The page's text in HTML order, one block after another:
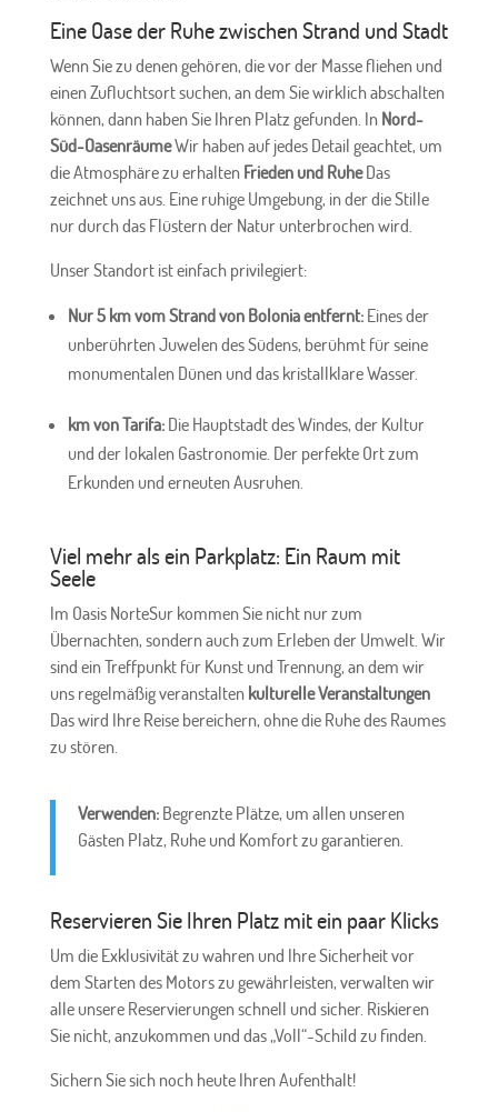
Eine Oase der Ruhe zwischen Strand und Stadt
Wenn Sie zu denen gehören, die vor der Masse fliehen und
einen Zufluchtsort suchen, an dem Sie wirklich abschalten
können, dann haben Sie Ihren Platz gefunden. In Nord-
Süd-OasenräumeWir haben auf jedes Detail geachtet, um
die Atmosphäre zu erhalten Frieden und RuheDas
zeichnet uns aus. Eine ruhige Umgebung, in der die Stille
nur durch das Flüstern der Natur unterbrochen wird.
Unser Standort ist einfach privilegiert:
Nur 5 km vom Strand von Bolonia entfernt:Eines der
unberührten Juwelen des Südens, berühmt für seine
monumentalen Dünen und das kristallklare Wasser.
km von Tarifa:Die Hauptstadt des Windes, der Kultur
und der lokalen Gastronomie. Der perfekte Ort zum
Erkunden und erneuten Ausruhen.
Viel mehr als ein Parkplatz: Ein Raum mit
Seele
Im Oasis NorteSur kommen Sie nicht nur zum
Übernachten, sondern auch zum Erleben der Umwelt. Wir
sind ein Treffpunkt für Kunst und Trennung, an dem wir
uns regelmäßig veranstalten kulturelle Veranstaltungen
Das wird Ihre Reise bereichern, ohne die Ruhe des Raumes
zu stören.
Verwenden:Begrenzte Plätze, um allen unseren
Gästen Platz, Ruhe und Komfort zu garantieren.
Reservieren Sie Ihren Platz mit ein paar Klicks
Um die Exklusivität zu wahren und Ihre Sicherheit vor
dem Starten des Motors zu gewährleisten, verwalten wir
alle unsere Reservierungen schnell und sicher. Riskieren
Sie nicht, anzukommen und das „Voll“-Schild zu finden.
Sichern Sie sich noch heute Ihren Aufenthalt!